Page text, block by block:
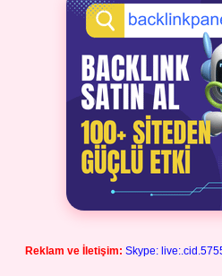
Reklam ve İletişim: Skype: